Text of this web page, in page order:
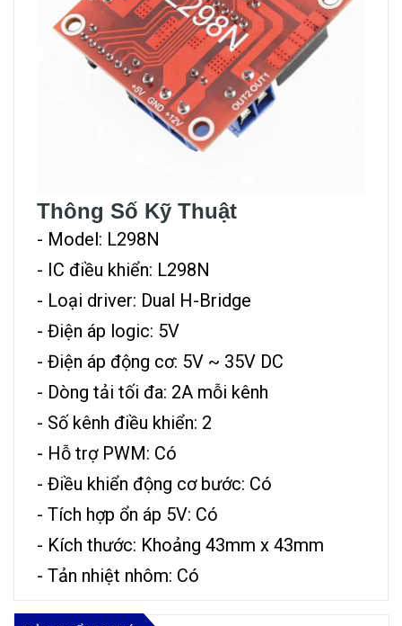
Thông Số Kỹ Thuật
- Model: L298N
- IC điều khiển: L298N
- Loại driver: Dual H-Bridge
- Điện áp logic: 5V
- Điện áp động cơ: 5V ~ 35V DC
- Dòng tải tối đa: 2A mỗi kênh
- Số kênh điều khiển: 2
- Hỗ trợ PWM: Có
- Điều khiển động cơ bước: Có
- Tích hợp ổn áp 5V: Có
- Kích thước: Khoảng 43mm x 43mm
- Tản nhiệt nhôm: Có